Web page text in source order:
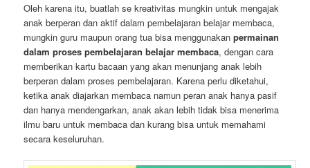
Oleh karena itu, buatlah se kreativitas mungkin untuk mengajak
anak berperan dan aktif dalam pembelajaran belajar membaca,
mungkin guru maupun orang tua bisa menggunakanpermainan
dalam proses pembelajaran belajar membaca, dengan cara
memberikan kartu bacaan yang akan menunjang anak lebih
berperan dalam proses pembelajaran. Karena perlu diketahui,
ketika anak diajarkan membaca namun peran anak hanya pasif
dan hanya mendengarkan, anak akan lebih tidak bisa menerima
ilmu baru untuk membaca dan kurang bisa untuk memahami
secara keseluruhan.